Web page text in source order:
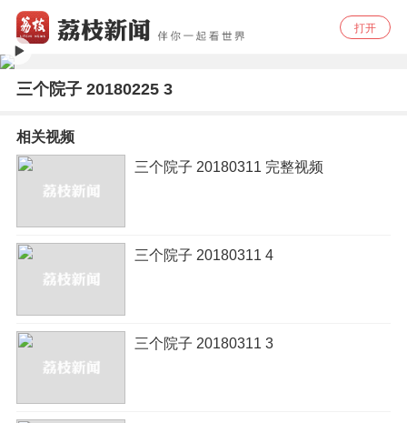
打开
三个院子 20180225 3
相关视频
三个院子 20180311 完整视频
三个院子 20180311 4
三个院子 20180311 3